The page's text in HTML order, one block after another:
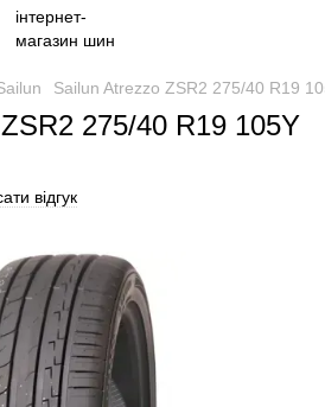
Sailun Atrezzo ZSR2 275/40 R19
275/40 R19 105Y
відгук